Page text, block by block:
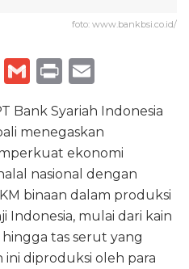
foto: www.bankbsi.co.id/
T
s
G
m
ai
l
P
n
t
m
ai
l
Bank Syariah Indonesia
menegaskan
ekonomi
nasional dengan
binaan dalam produksi
Indonesia, mulai dari kain
tas serut yang
diproduksi oleh para